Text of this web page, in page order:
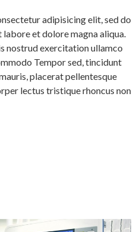
adipisicing elit, sed do
et dolore magna aliqua.
nostrud exercitation ullamco
Tempor sed, tincidunt
placerat pellentesque
lectus tristique rhoncus non